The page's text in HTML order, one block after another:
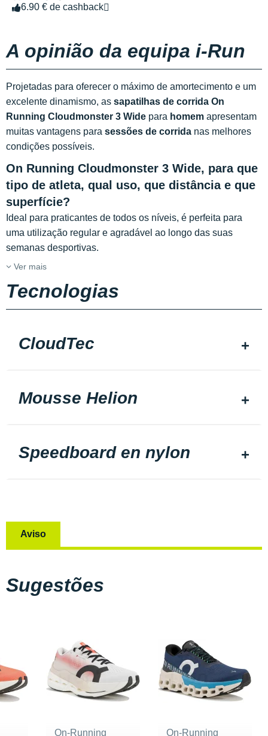
6.90 € de cashback
A opinião da equipa i-Run
Projetadas para oferecer o máximo de amortecimento e um
excelente dinamismo, as sapatilhas de corrida On
Running Cloudmonster 3 Wide para homem apresentam
muitas vantagens para sessões de corrida nas melhores
condições possíveis.
On Running Cloudmonster 3 Wide, para que
tipo de atleta, qual uso, que distância e que
superfície?
Ideal para praticantes de todos os níveis, é perfeita para
uma utilização regular e agradável ao longo das suas
semanas desportivas.
Ver mais
Tecnologias
CloudTec
Mousse Helion
Speedboard en nylon
Aviso
Sugestões
On-Running On-Running